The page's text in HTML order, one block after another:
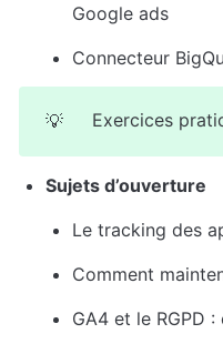
Google ads
Connecteur
💡 Exercices
Sujets d’ouverture
Le tracking des
Comment
GA4 et le RGPD